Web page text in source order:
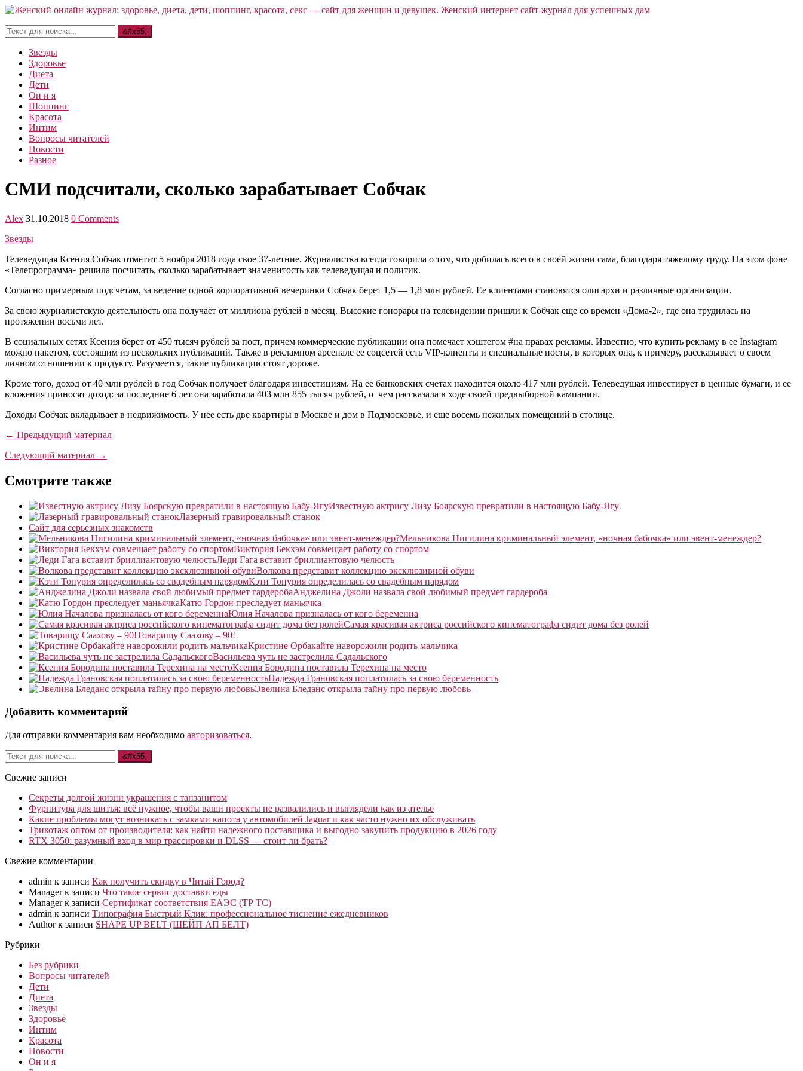
Звезды
Здоровье
Диета
Дети
Он и я
Шоппинг
Красота
Интим
Вопросы читателей
Новости
Разное
СМИ подсчитали, сколько зарабатывает Собчак
Alex 31.10.2018 0 Comments
Звезды
Телеведущая Ксения Собчак отметит 5 ноября 2018 года свое 37-летние. Журналистка всегда говорила о том, что добилась всего в своей жизни сама, благодаря тяжелому труду. На этом фоне
«Телепрограмма» решила посчитать, сколько зарабатывает знаменитость как телеведущая и политик.
Согласно примерным подсчетам, за ведение одной корпоративной вечеринки Собчак берет 1,5 — 1,8 млн рублей. Ее клиентами становятся олигархи и различные организации.
За свою журналистскую деятельность она получает от миллиона рублей в месяц. Высокие гонорары на телевидении пришли к Собчак еще со времен «Дома-2», где она трудилась на
протяжении восьми лет.
В социальных сетях Ксения берет от 450 тысяч рублей за пост, причем коммерческие публикации она помечает хэштегом #на правах рекламы. Известно, что купить рекламу в ее Instagram
можно пакетом, состоящим из нескольких публикаций. Также в рекламном арсенале ее соцсетей есть VIP-клиенты и специальные посты, в которых она, к примеру, рассказывает о своем
личном отношении к продукту. Разумеется, такие публикации стоят дороже.
Кроме того, доход от 40 млн рублей в год Собчак получает благодаря инвестициям. На ее банковских счетах находится около 417 млн рублей. Телеведущая инвестирует в ценные бумаги, и ее
вложения приносят доход: за последние 6 лет она заработала 403 млн 855 тысяч рублей, о чем рассказала в ходе своей предвыборной кампании.
Доходы Собчак вкладывает в недвижимость. У нее есть две квартиры в Москве и дом в Подмосковье, и еще восемь нежилых помещений в столице.
← Предыдущий материал
Следующий материал →
Смотрите также
Известную актрису Лизу Боярскую превратили в настоящую Бабу-Ягу
Лазерный гравировальный станок
Сайт для серьезных знакомств
Мельникова Нигилина криминальный элемент, «ночная бабочка» или эвент-менеждер?
Виктория Бекхэм совмещает работу со спортом
Леди Гага вставит бриллиантовую челюсть
Волкова представит коллекцию эксклюзивной обуви
Кэти Топурия определилась со свадебным нарядом
Анджелина Джоли назвала свой любимый предмет гардероба
Катю Гордон преследует маньячка
Юлия Началова призналась от кого беременна
Самая красивая актриса российского кинематографа сидит дома без ролей
Товарищу Саахову – 90!
Кристине Орбакайте наворожили родить мальчика
Васильева чуть не застрелила Садальского
Ксения Бородина поставила Терехина на место
Надежда Грановская поплатилась за свою беременность
Эвелина Бледанс открыла тайну про первую любовь
Добавить комментарий
Для отправки комментария вам необходимо авторизоваться.
Свежие записи
Секреты долгой жизни украшения с танзанитом
Фурнитура для шитья: всё нужное, чтобы ваши проекты не развалились и выглядели как из ателье
Какие проблемы могут возникать с замками капота у автомобилей Jaguar и как часто нужно их обслуживать
Трикотаж оптом от производителя: как найти надежного поставщика и выгодно закупить продукцию в 2026 году
RTX 3050: разумный вход в мир трассировки и DLSS — стоит ли брать?
Свежие комментарии
admin к записи Как получить скидку в Читай Город?
Managerк записи Что такое сервис доставки еды
Managerк записи Сертификат соответствия ЕАЭС (ТР ТС)
admin к записи Типография Быстрый Клик: профессиональное тиснение ежедневников
Authorк записи SHAPE UP BELT (ШЕЙП АП БЕЛТ)
Рубрики
Без рубрики
Вопросы читателей
Дети
Диета
Звезды
Здоровье
Интим
Красота
Новости
Он и я